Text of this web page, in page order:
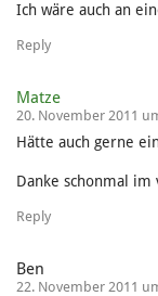
Ich wäre auch an
Reply
Matze
20. November 2011
Hätte auch gerne
Danke schonmal im
Reply
Ben
22. November 2011